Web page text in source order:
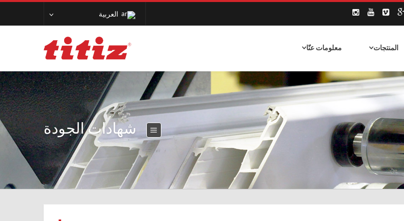
العربية
معلومات عنّا المنتجات
شهادات الجودة